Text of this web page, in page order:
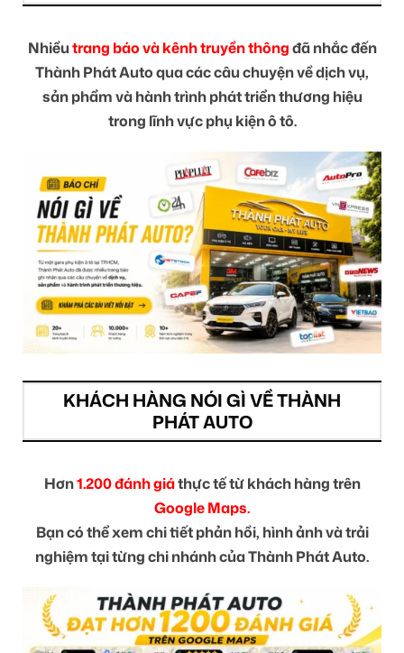
Nhiềutrang báo và kênh truyền thôngđã nhắc đến
Thành Phát Auto qua các câu chuyện về dịch vụ,
sản phẩm và hành trình phát triển thương hiệu
trong lĩnh vực phụ kiện ô tô.
KHÁCH HÀNG NÓI GÌ VỀ THÀNH
PHÁT AUTO
Hơn1.200 đánh giáthực tế từ khách hàng trên
Google Maps.
Bạn có thể xem chi tiết phản hồi, hình ảnh và trải
nghiệm tại từng chi nhánh của Thành Phát Auto.